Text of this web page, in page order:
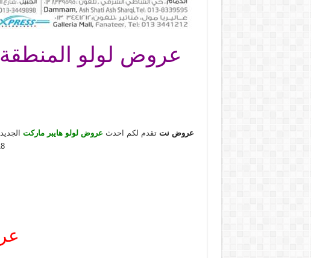
عروض نت تقدم لكم احدث عروض لولو هايبر ماركت
2018